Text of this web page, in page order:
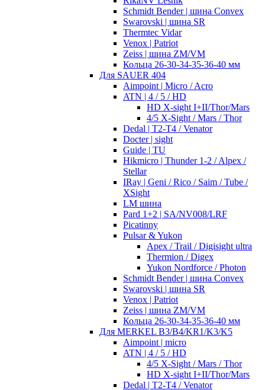
Schmidt Bender | шина Convex
Swarovski | шина SR
Thermtec Vidar
Venox | Patriot
Zeiss | шина ZM/VM
Кольца 26-30-34-35-36-40 мм
Для SAUER 404
Aimpoint | Micro / Acro
ATN | 4 / 5 / HD
HD X-sight I+II/Thor/Mars
4/5 X-Sight / Mars / Thor
Dedal | T2-T4 / Venator
Docter | sight
Guide | TU
Hikmicro | Thunder 1-2 / Alpex /
Stellar
IRay | Geni / Rico / Saim / Tube /
XSight
LM шина
Pard 1+2 | SA/NV008/LRF
Picatinny
Pulsar & Yukon
Apex / Trail / Digisight ultra
Thermion / Digex
Yukon Nordforce / Photon
Schmidt Bender | шина Convex
Swarovski | шина SR
Venox | Patriot
Zeiss | шина ZM/VM
Кольца 26-30-34-35-36-40 мм
Для MERKEL B3/B4/KR1/K3/K5
Aimpoint | micro
ATN | 4 / 5 / HD
4/5 X-Sight / Mars / Thor
HD X-sight I+II/Thor/Mars
Dedal | T2-T4 / Venator